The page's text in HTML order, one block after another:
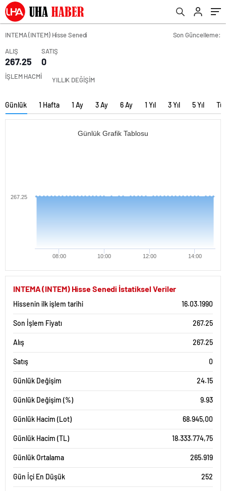
INTEMA (INTEM) Hisse Senedi
Son Güncelleme:
ALIŞ
267.25
SATIŞ
0
İŞLEM HACMİ YILLIK DEĞİŞİM
Günlük 1 Hafta 1 Ay 3 Ay 6 Ay 1 Yıl 3 Yıl 5 Yıl
Günlük Grafik Tablosu
08:00 10:00 12:00 14:00
267.25
INTEMA (INTEM) Hisse Senedi İstatiksel Veriler
Hissenin ilk işlem tarihi 16.03.1990
Son İşlem Fiyatı 267.25
Alış 267.25
Satış 0
Günlük Değişim 24.15
Günlük Değişim (%) 9.93
Günlük Hacim (Lot) 68.945,00
Günlük Hacim (TL) 18.333.774,75
Günlük Ortalama 265.919
Gün İçi En Düşük 252